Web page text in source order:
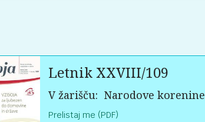
Letnik XXVIII/109
V žarišču: Narodove korenine
Prelistaj me (PDF)